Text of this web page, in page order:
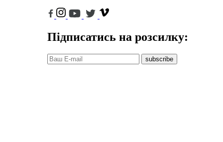
Підписатись на розсилку:
subscribe